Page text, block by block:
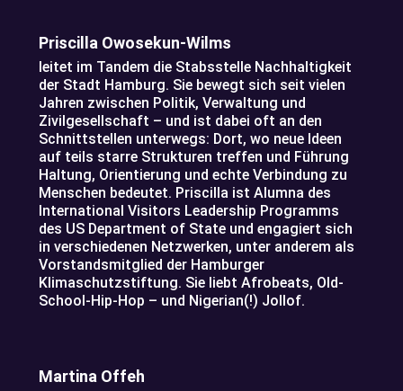
Priscilla Owosekun-Wilms
leitet im Tandem die Stabsstelle Nachhaltigkeit
der Stadt Hamburg. Sie bewegt sich seit vielen
Jahren zwischen Politik, Verwaltung und
Zivilgesellschaft – und ist dabei oft an den
Schnittstellen unterwegs: Dort, wo neue Ideen
auf teils starre Strukturen treffen und Führung
Haltung, Orientierung und echte Verbindung zu
Menschen bedeutet. Priscilla ist Alumna des
International Visitors Leadership Programms
des US Department of State und engagiert sich
in verschiedenen Netzwerken, unter anderem als
Vorstandsmitglied der Hamburger
Klimaschutzstiftung. Sie liebt Afrobeats, Old-
School-Hip-Hop – und Nigerian(!) Jollof.
Martina Offeh